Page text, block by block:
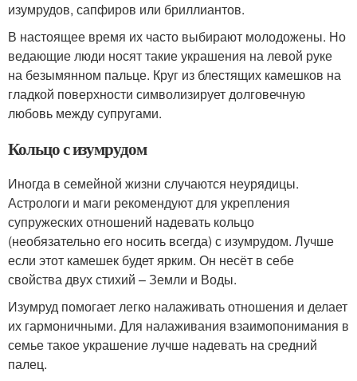
изумрудов, сапфиров или бриллиантов.
В настоящее время их часто выбирают молодожены. Но
ведающие люди носят такие украшения на левой руке
на безымянном пальце. Круг из блестящих камешков на
гладкой поверхности символизирует долговечную
любовь между супругами.
Кольцо с изумрудом
Иногда в семейной жизни случаются неурядицы.
Астрологи и маги рекомендуют для укрепления
супружеских отношений надевать кольцо
(необязательно его носить всегда) с изумрудом. Лучше
если этот камешек будет ярким. Он несёт в себе
свойства двух стихий – Земли и Воды.
Изумруд помогает легко налаживать отношения и делает
их гармоничными. Для налаживания взаимопонимания в
семье такое украшение лучше надевать на средний
палец.